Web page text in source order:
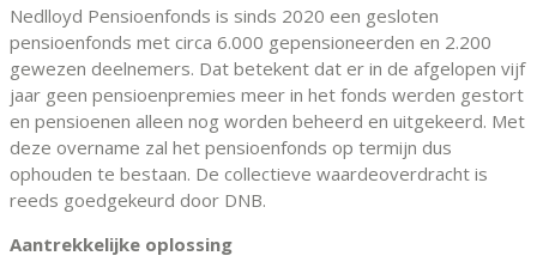
Nedlloyd Pensioenfonds is sinds 2020 een gesloten
pensioenfonds met circa 6.000 gepensioneerden en 2.200
gewezen deelnemers. Dat betekent dat er in de afgelopen vijf
jaar geen pensioenpremies meer in het fonds werden gestort
en pensioenen alleen nog worden beheerd en uitgekeerd. Met
deze overname zal het pensioenfonds op termijn dus
ophouden te bestaan. De collectieve waardeoverdracht is
reeds goedgekeurd door DNB.
Aantrekkelijke oplossing